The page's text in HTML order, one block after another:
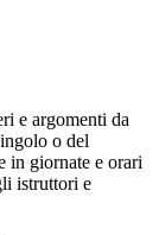
e argomenti da
o del
in giornate e orari
istruttori e